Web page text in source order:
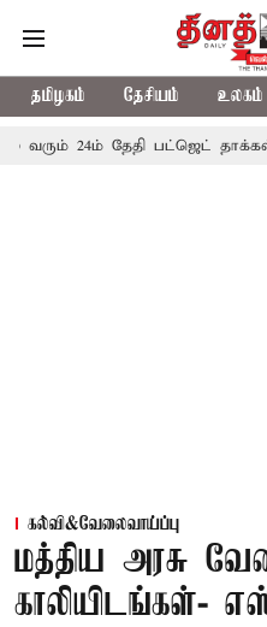
தமிழகம் தேசியம் உலகம்
தேதி பட்ஜெட் தாக்கல்
கல்வி&வேலைவாய்ப்பு
மத்திய அரசு
காலியிடங்கள்-